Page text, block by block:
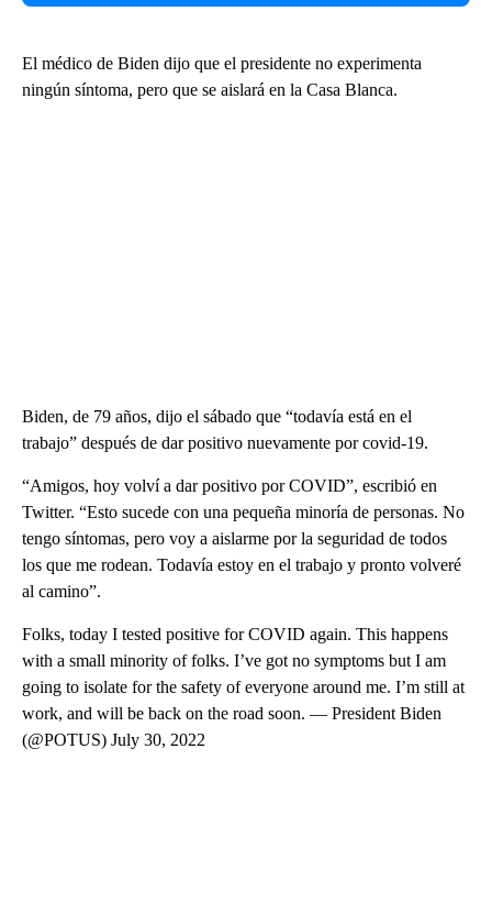
El médico de Biden dijo que el presidente no experimenta
ningún síntoma, pero que se aislará en la Casa Blanca.
Biden, de 79 años, dijo el sábado que “todavía está en el
trabajo” después de dar positivo nuevamente por covid-19.
“Amigos, hoy volví a dar positivo por COVID”, escribió en
Twitter. “Esto sucede con una pequeña minoría de personas. No
tengo síntomas, pero voy a aislarme por la seguridad de todos
los que me rodean. Todavía estoy en el trabajo y pronto volveré
al camino”.
Folks, today I tested positive for COVID again. This happens
with a small minority of folks. I’ve got no symptoms but I am
going to isolate for the safety of everyone around me. I’m still at
work, and will be back on the road soon. — President Biden
(@POTUS) July 30, 2022